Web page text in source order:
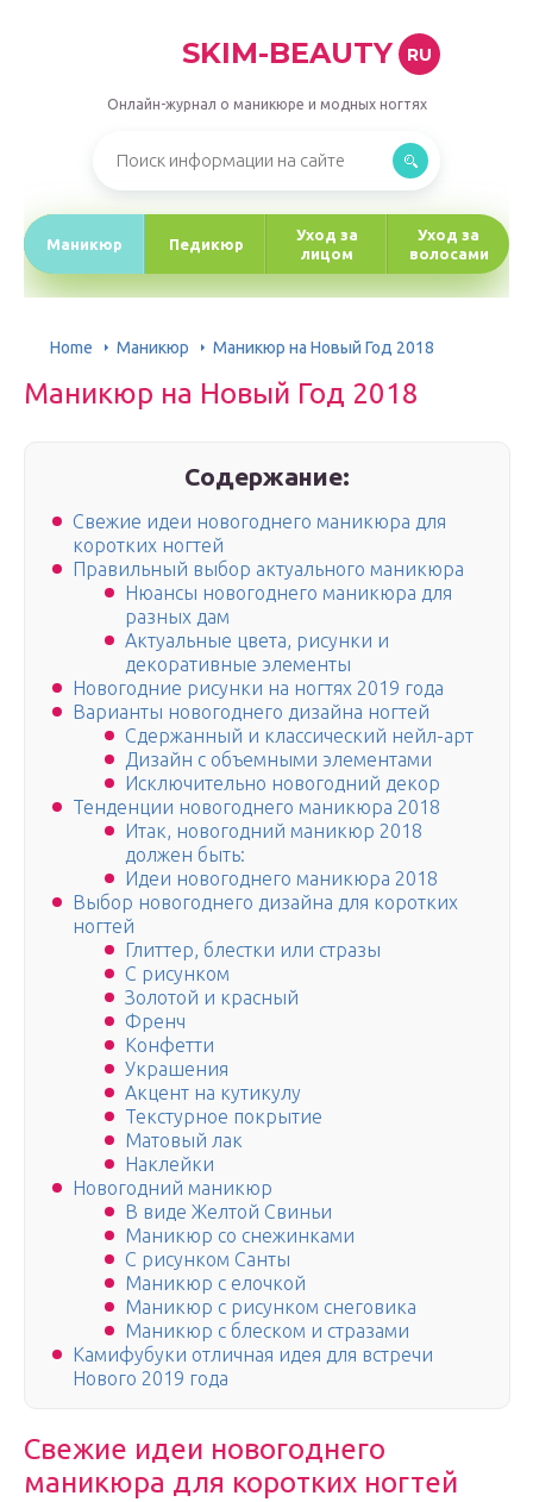
SKIM-BEAUTY RU
Онлайн-журнал о маникюре и модных ногтях
Маникюр Педикюр
Уход за
лицом
Уход за
волосами
Home Маникюр Маникюр на Новый Год 2018
Маникюр на Новый Год 2018
Содержание:
Свежие идеи новогоднего маникюра для
коротких ногтей
Правильный выбор актуального маникюра
Нюансы новогоднего маникюра для
разных дам
Актуальные цвета, рисунки и
декоративные элементы
Новогодние рисунки на ногтях 2019 года
Варианты новогоднего дизайна ногтей
Сдержанный и классический нейл-арт
Дизайн с объемными элементами
Исключительно новогодний декор
Тенденции новогоднего маникюра 2018
Итак, новогодний маникюр 2018
должен быть:
Идеи новогоднего маникюра 2018
Выбор новогоднего дизайна для коротких
ногтей
Глиттер, блестки или стразы
С рисунком
Золотой и красный
Френч
Конфетти
Украшения
Акцент на кутикулу
Текстурное покрытие
Матовый лак
Наклейки
Новогодний маникюр
В виде Желтой Свиньи
Маникюр со снежинками
С рисунком Санты
Маникюр с елочкой
Маникюр с рисунком снеговика
Маникюр с блеском и стразами
Камифубуки отличная идея для встречи
Нового 2019 года
Свежие идеи новогоднего
маникюра для коротких ногтей